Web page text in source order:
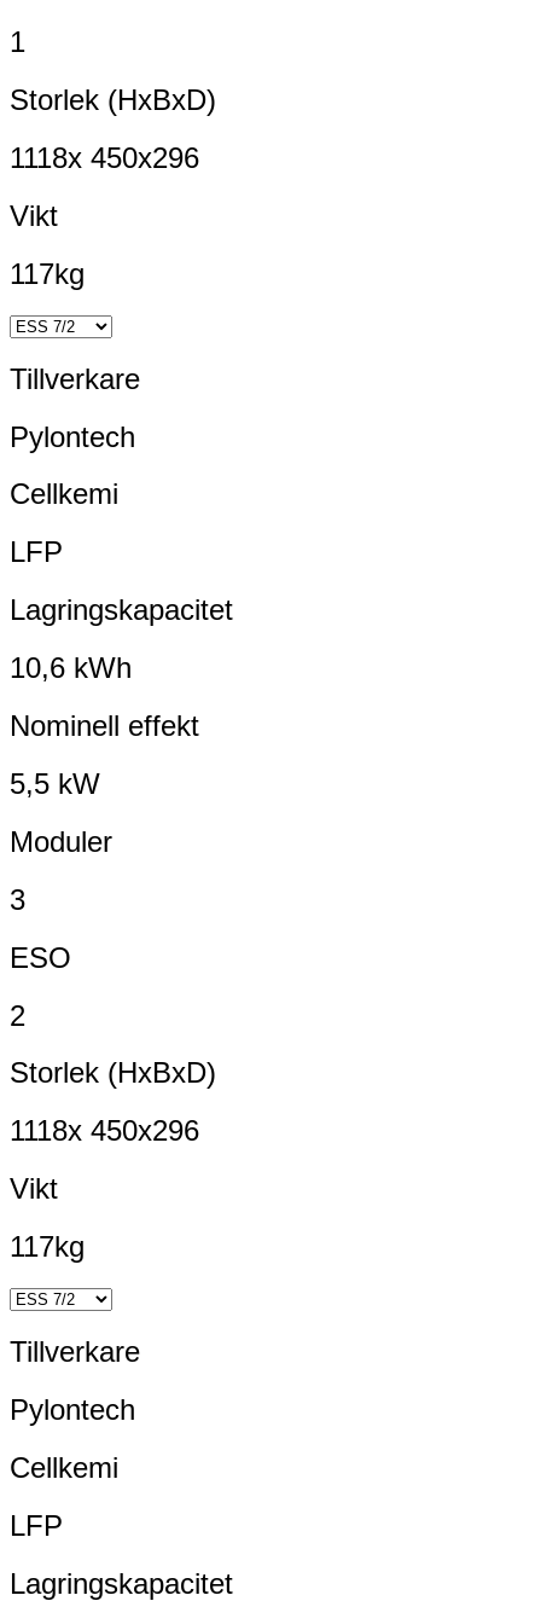
1
Storlek (HxBxD)
1118x 450x296
Vikt
117kg
Tillverkare
Pylontech
Cellkemi
LFP
Lagringskapacitet
10,6 kWh
Nominell effekt
5,5 kW
Moduler
3
ESO
2
Storlek (HxBxD)
1118x 450x296
Vikt
117kg
Tillverkare
Pylontech
Cellkemi
LFP
Lagringskapacitet